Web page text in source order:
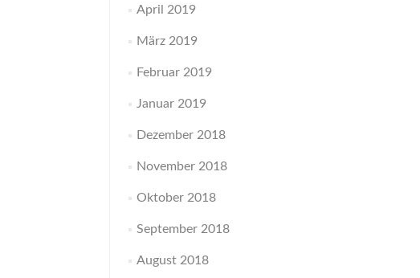
April 2019
März 2019
Februar 2019
Januar 2019
Dezember 2018
November 2018
Oktober 2018
September 2018
August 2018